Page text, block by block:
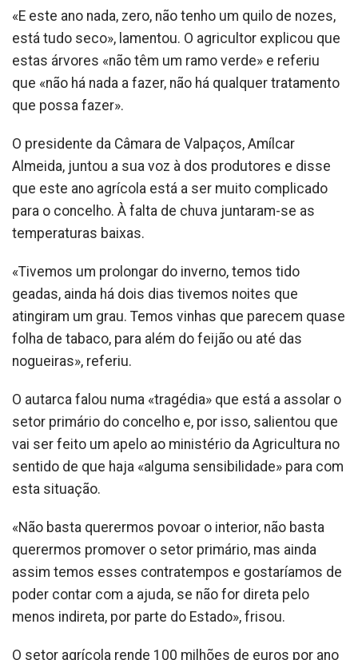
«E este ano nada, zero, não tenho um quilo de nozes,
está tudo seco», lamentou. O agricultor explicou que
estas árvores «não têm um ramo verde» e referiu
que «não há nada a fazer, não há qualquer tratamento
que possa fazer».
O presidente da Câmara de Valpaços, Amílcar
Almeida, juntou a sua voz à dos produtores e disse
que este ano agrícola está a ser muito complicado
para o concelho. À falta de chuva juntaram-se as
temperaturas baixas.
«Tivemos um prolongar do inverno, temos tido
geadas, ainda há dois dias tivemos noites que
atingiram um grau. Temos vinhas que parecem quase
folha de tabaco, para além do feijão ou até das
nogueiras», referiu.
O autarca falou numa «tragédia» que está a assolar o
setor primário do concelho e, por isso, salientou que
vai ser feito um apelo ao ministério da Agricultura no
sentido de que haja «alguma sensibilidade» para com
esta situação.
«Não basta querermos povoar o interior, não basta
querermos promover o setor primário, mas ainda
assim temos esses contratempos e gostaríamos de
poder contar com a ajuda, se não for direta pelo
menos indireta, por parte do Estado», frisou.
O setor agrícola rende 100 milhões de euros por ano